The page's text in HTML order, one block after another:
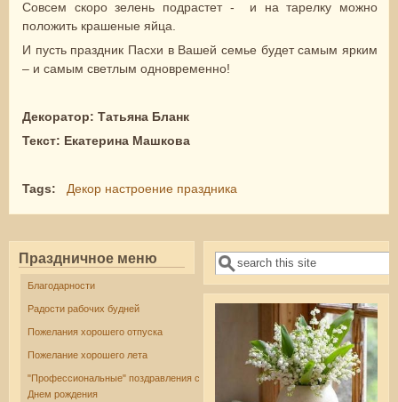
Совсем скоро зелень подрастет - и на тарелку можно
положить крашеные яйца.
И пусть праздник Пасхи в Вашей семье будет самым ярким
– и самым светлым одновременно!
Декоратор: Татьяна Бланк
Текст: Екатерина Машкова
Tags: Декор настроение праздника
Праздничное меню
Благодарности
Радости рабочих будней
Пожелания хорошего отпуска
Пожелание хорошего лета
"Профессиональные" поздравления с
Днем рождения
Форма поиска
Поиск